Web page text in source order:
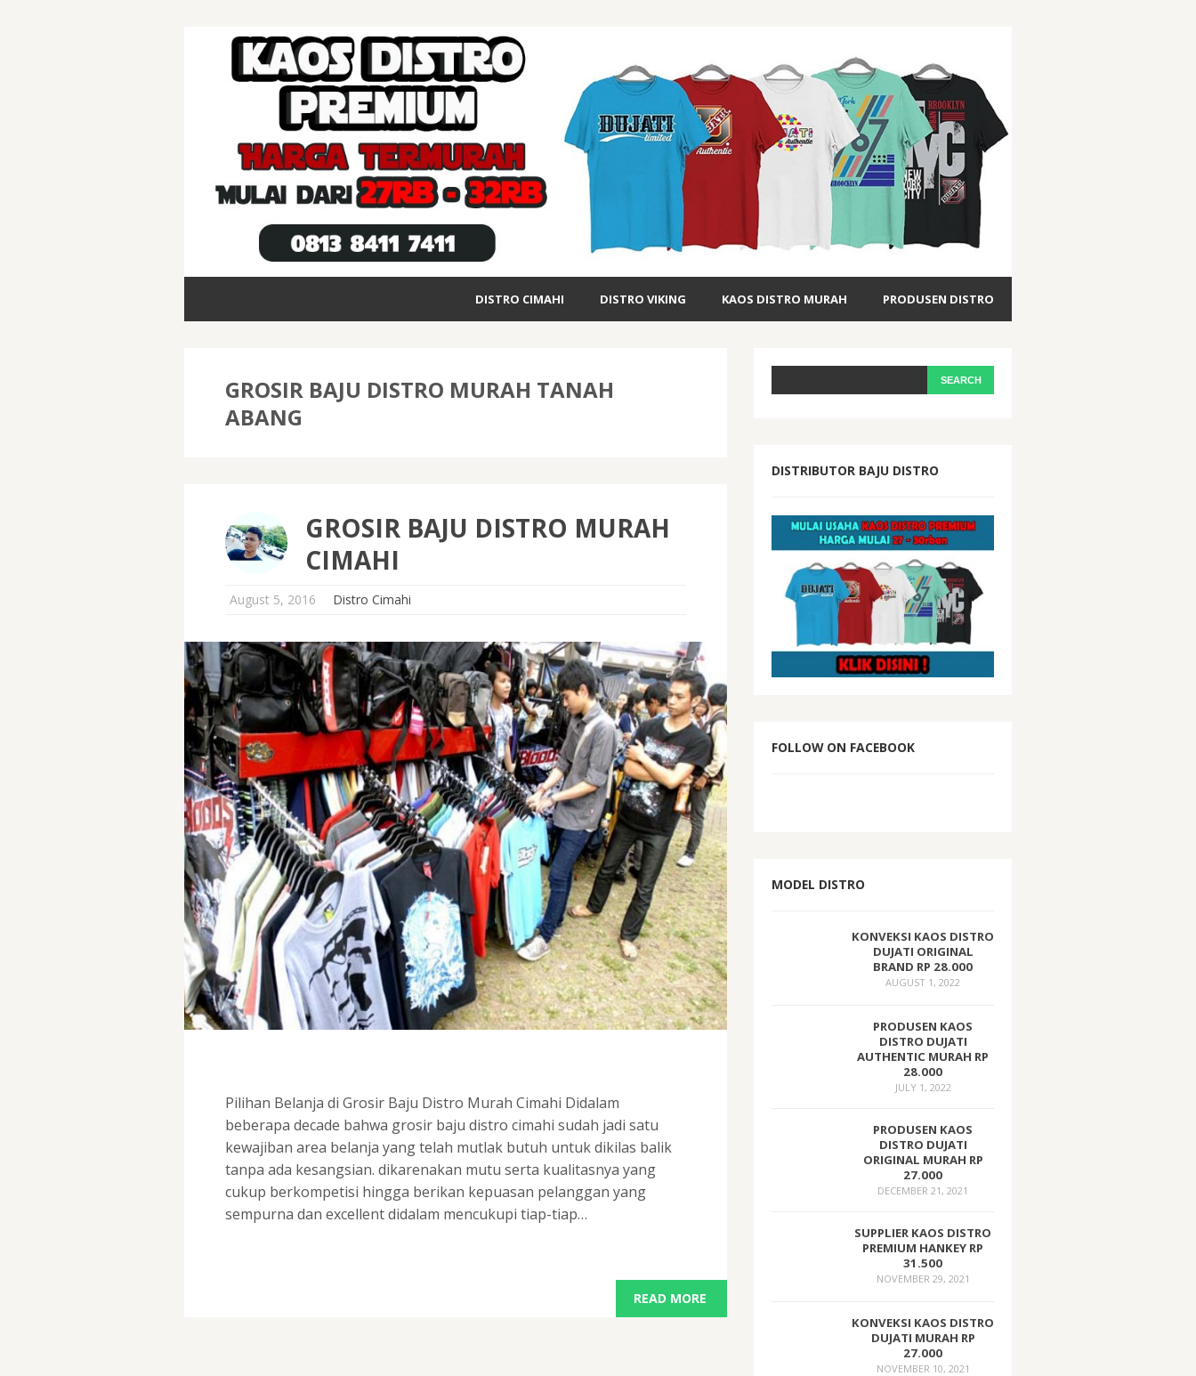
DISTRO CIMAHI DISTRO VIKING KAOS DISTRO MURAH PRODUSEN DISTRO
GROSIR BAJU DISTRO MURAH TANAH
ABANG
GROSIR BAJU DISTRO MURAH
CIMAHI
August 5, 2016 Distro Cimahi
Pilihan Belanja di Grosir Baju Distro Murah Cimahi Didalam
beberapa decade bahwa grosir baju distro cimahi sudah jadi satu
kewajiban area belanja yang telah mutlak butuh untuk dikilas balik
tanpa ada kesangsian. dikarenakan mutu serta kualitasnya yang
cukup berkompetisi hingga berikan kepuasan pelanggan yang
sempurna dan excellent didalam mencukupi tiap-tiap…
READ MORE
DISTRIBUTOR BAJU DISTRO
FOLLOW ON FACEBOOK
MODEL DISTRO
KONVEKSI KAOS DISTRO
DUJATI ORIGINAL
BRAND RP 28.000
AUGUST 1, 2022
PRODUSEN KAOS
DISTRO DUJATI
AUTHENTIC MURAH RP
28.000
JULY 1, 2022
PRODUSEN KAOS
DISTRO DUJATI
ORIGINAL MURAH RP
27.000
DECEMBER 21, 2021
SUPPLIER KAOS DISTRO
PREMIUM HANKEY RP
31.500
NOVEMBER 29, 2021
KONVEKSI KAOS DISTRO
DUJATI MURAH RP
27.000
NOVEMBER 10, 2021